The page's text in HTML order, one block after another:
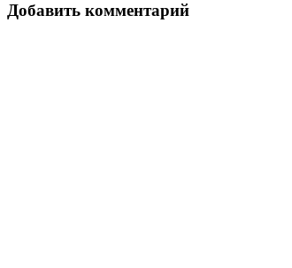
Добавить комментарий